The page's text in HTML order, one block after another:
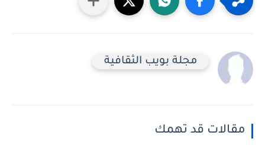
مجلة بويب الثقافية
مقالات قد تهمك